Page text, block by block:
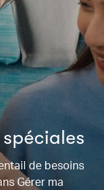
de besoins
Gérer ma